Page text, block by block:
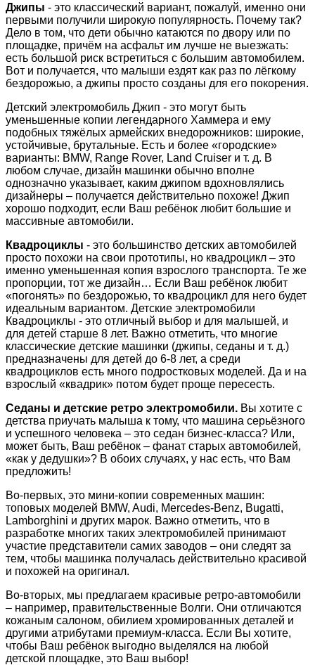
Джипы - это классический вариант, пожалуй, именно они
первыми получили широкую популярность. Почему так?
Дело в том, что дети обычно катаются по двору или по
площадке, причём на асфальт им лучше не выезжать:
есть большой риск встретиться с большим автомобилем.
Вот и получается, что малыши ездят как раз по лёгкому
бездорожью, а джипы просто созданы для его покорения.
Детский электромобиль Джип - это могут быть
уменьшенные копии легендарного Хаммера и ему
подобных тяжёлых армейских внедорожников: широкие,
устойчивые, брутальные. Есть и более «городские»
варианты: BMW, Range Rover, Land Cruiser и т. д. В
любом случае, дизайн машинки обычно вполне
однозначно указывает, каким джипом вдохновлялись
дизайнеры – получается действительно похоже! Джип
хорошо подходит, если Ваш ребёнок любит большие и
массивные автомобили.
Квадроциклы - это большинство детских автомобилей
просто похожи на свои прототипы, но квадроцикл – это
именно уменьшенная копия взрослого транспорта. Те же
пропорции, тот же дизайн… Если Ваш ребёнок любит
«погонять» по бездорожью, то квадроцикл для него будет
идеальным вариантом. Детские электромобили
Квадроциклы - это отличный выбор и для малышей, и
для детей старше 8 лет. Важно отметить, что многие
классические детские машинки (джипы, седаны и т. д.)
предназначены для детей до 6-8 лет, а среди
квадроциклов есть много подростковых моделей. Да и на
взрослый «квадрик» потом будет проще пересесть.
Седаны и детские ретро электромобили. Вы хотите с
детства приучать малыша к тому, что машина серьёзного
и успешного человека – это седан бизнес-класса? Или,
может быть, Ваш ребёнок – фанат старых автомобилей,
«как у дедушки»? В обоих случаях, у нас есть, что Вам
предложить!
Во-первых, это мини-копии современных машин:
топовых моделей BMW, Audi, Mercedes-Benz, Bugatti,
Lamborghini и других марок. Важно отметить, что в
разработке многих таких электромобилей принимают
участие представители самих заводов – они следят за
тем, чтобы машинка получалась действительно красивой
и похожей на оригинал.
Во-вторых, мы предлагаем красивые ретро-автомобили
– например, правительственные Волги. Они отличаются
кожаным салоном, обилием хромированных деталей и
другими атрибутами премиум-класса. Если Вы хотите,
чтобы Ваш ребёнок выгодно выделялся на любой
детской площадке, это Ваш выбор!